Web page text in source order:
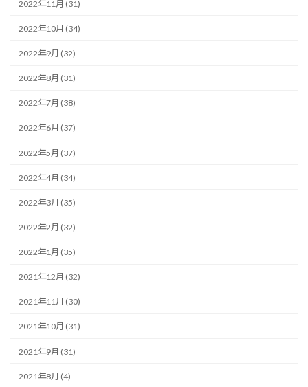
2022年11月 (31)
2022年10月 (34)
2022年9月 (32)
2022年8月 (31)
2022年7月 (38)
2022年6月 (37)
2022年5月 (37)
2022年4月 (34)
2022年3月 (35)
2022年2月 (32)
2022年1月 (35)
2021年12月 (32)
2021年11月 (30)
2021年10月 (31)
2021年9月 (31)
2021年8月 (4)